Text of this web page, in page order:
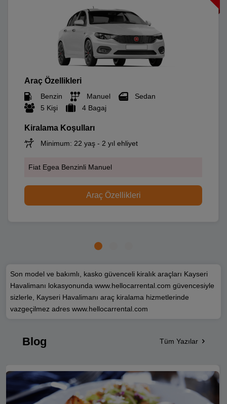
Araç Özellikleri
Benzin Manuel
Sedan
5 Kişi
4 Bagaj
Kiralama Koşulları
Minimum: 22 yaş - 2 yıl ehliyet
Fiat Egea Benzinli Manuel
Araç Özellikleri
Son model ve bakımlı, kasko güvenceli kiralık araçları Kayseri
Havalimanı lokasyonunda www.hellocarrental.com güvencesiyle
sizlerle, Kayseri Havalimanı araç kiralama hizmetlerinde
vazgeçilmez adres www.hellocarrental.com
Blog Tüm Yazılar